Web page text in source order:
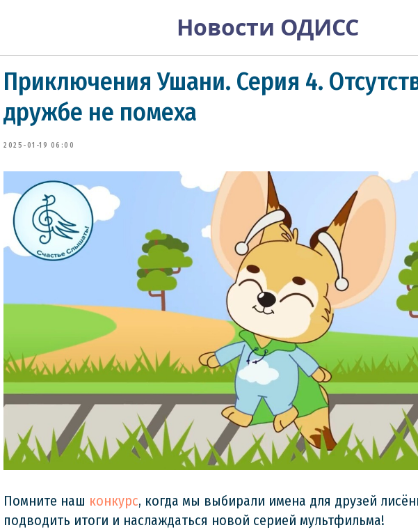
Новости ОДИСС
Приключения Ушани. Серия 4.
дружбе не помеха
2025-01-19 06:00
Помните наш конкурс, когда мы выбирали имена для друзей
подводить итоги и наслаждаться новой серией мультфильма!